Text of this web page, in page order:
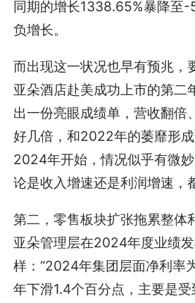
同期的增长1338.65%暴降至-
负增长。
而出现这一状况也早有预兆，
亚朵酒店赴美成功上市的第
出一份亮眼成绩单，营收翻倍
好几倍，和2022年的萎靡形
2024年开始，情况似乎有微
论是收入增速还是利润增速，
第二，零售板块扩张拖累整体
亚朵管理层在2024年度业绩
样：“2024年集团层面净利率
年下滑1.4个百分点，主要是